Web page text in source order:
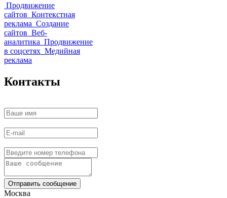
Продвижение
сайтов Контекстная
реклама Создание
сайтов Веб-
аналитика Продвижение
в соцсетях Медийная
реклама
Контакты
Отправить сообщение
Москва